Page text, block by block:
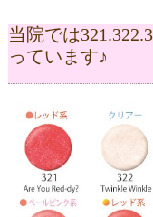
当院では
っています♪